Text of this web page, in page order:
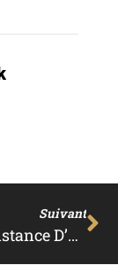
Suivant
À Quelle Distance D’un Mur Planter Un Hortensia ?